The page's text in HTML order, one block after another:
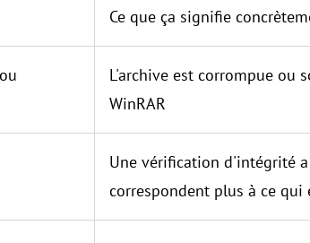
Ce que ça signifie
L'archive est corrompue ou
WinRAR
Une vérification d'intégrité
correspondent plus à ce qui